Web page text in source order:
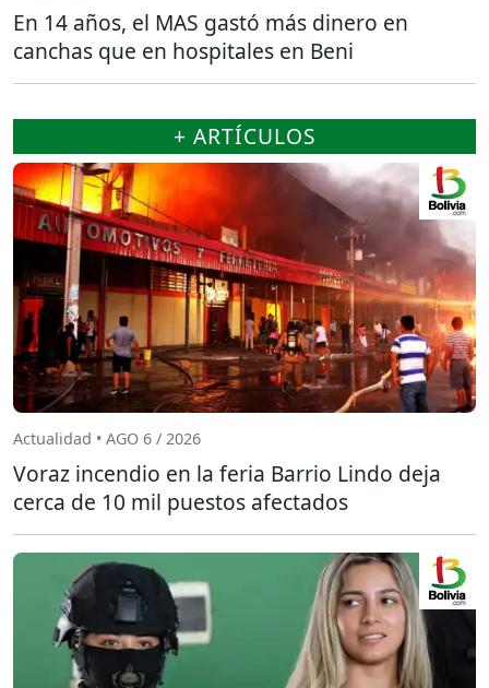
En 14 años, el MAS gastó más dinero en
canchas que en hospitales en Beni
+ ARTÍCULOS
Actualidad • AGO 6 / 2026
Voraz incendio en la feria Barrio Lindo deja
cerca de 10 mil puestos afectados